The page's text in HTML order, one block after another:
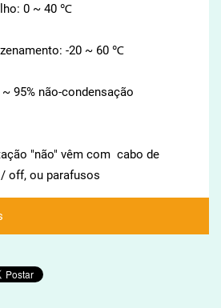
0 ~ 40 ℃
: -20 ~ 60 ℃
~ 95% não-condensação
"não" vêm com cabo de
/ off, ou parafusos